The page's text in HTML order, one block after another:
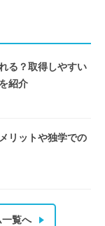
る？取得しやすい
紹介
リットや独学での
覧へ